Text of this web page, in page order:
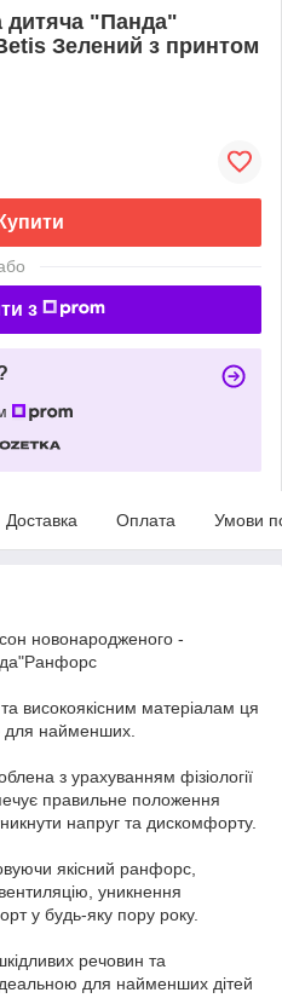
дитяча "Панда"
Зелений з принтом
Купити
з
Доставка Оплата Умови
новонародженого -
високоякісним матеріалам ця
для найменших.
з урахуванням фізіології
правильне положення
напруг та дискомфорту.
якісний ранфорс,
уникнення
у будь-яку пору року.
речовин та
для найменших дітей